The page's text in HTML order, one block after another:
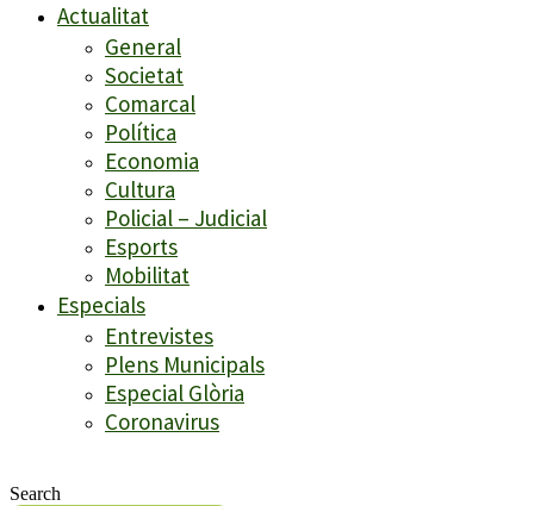
Actualitat
General
Societat
Comarcal
Política
Economia
Cultura
Policial – Judicial
Esports
Mobilitat
Especials
Entrevistes
Plens Municipals
Especial Glòria
Coronavirus
Search